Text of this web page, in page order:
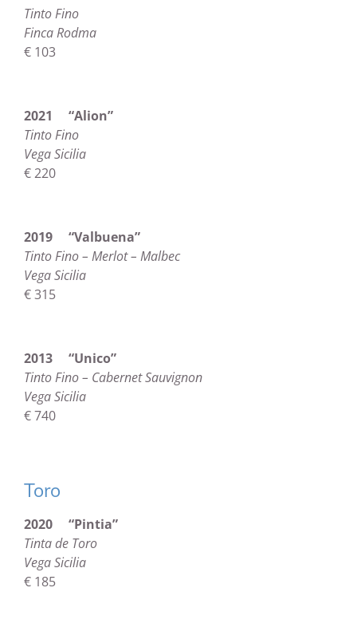
Tinto Fino
Finca Rodma
€ 103
2021 “Alion”
Tinto Fino
Vega Sicilia
€ 220
2019 “Valbuena”
Tinto Fino – Merlot – Malbec
Vega Sicilia
€ 315
2013 “Unico”
Tinto Fino – Cabernet Sauvignon
Vega Sicilia
€ 740
Toro
2020 “Pintia”
Tinta de Toro
Vega Sicilia
€ 185